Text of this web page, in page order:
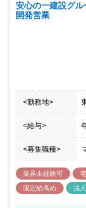
安心の一建設グ
開発営業
<勤務地>
<給与>
<募集職種>
業界未経験可
固定給高め
法